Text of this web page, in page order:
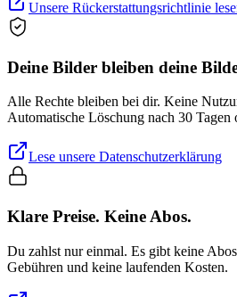
Unsere Rückerstattungsrichtlinie
Deine Bilder bleiben deine
Alle Rechte bleiben bei dir. Keine
Automatische Löschung nach 30 Tagen
Lese unsere Datenschutzerklärung
Klare Preise. Keine Abos.
Du zahlst nur einmal. Es gibt keine
Gebühren und keine laufenden Kosten.